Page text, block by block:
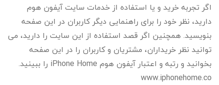
اگر تجربه خرید و یا استفاده از خدمات سایت آیفون هوم
دارید، نظر خود را برای راهنمایی دیگر کاربران در این صفحه
بنویسید. همچنین اگر قصد استفاده از این سایت را دارید، می
توانید نظر خریداران، مشتریان و کاربران را در این صفحه
بخوانید و رتبه و اعتبار آیفون هوم iPhone Home را ببینید.
www.iphonehome.co